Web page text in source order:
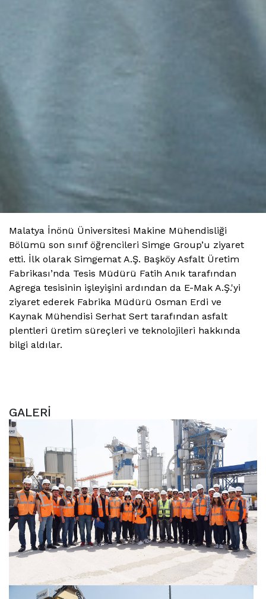
Malatya İnönü Üniversitesi Makine Mühendisliği
Bölümü son sınıf öğrencileri Simge Group’u ziyaret
etti. İlk olarak Simgemat A.Ş. Başköy Asfalt Üretim
Fabrikası’nda Tesis Müdürü Fatih Anık tarafından
Agrega tesisinin işleyişini ardından da E-Mak A.Ş.'yi
ziyaret ederek Fabrika Müdürü Osman Erdi ve
Kaynak Mühendisi Serhat Sert tarafından asfalt
plentleri üretim süreçleri ve teknolojileri hakkında
bilgi aldılar.
GALERİ